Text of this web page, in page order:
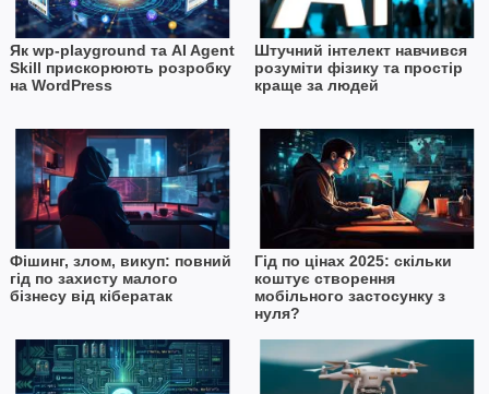
Як wp-playground та AI Agent
Skill прискорюють розробку
на WordPress
Штучний інтелект навчився
розуміти фізику та простір
краще за людей
Фішинг, злом, викуп: повний
гід по захисту малого
бізнесу від кібератак
Гід по цінах 2025: скільки
коштує створення
мобільного застосунку з
нуля?